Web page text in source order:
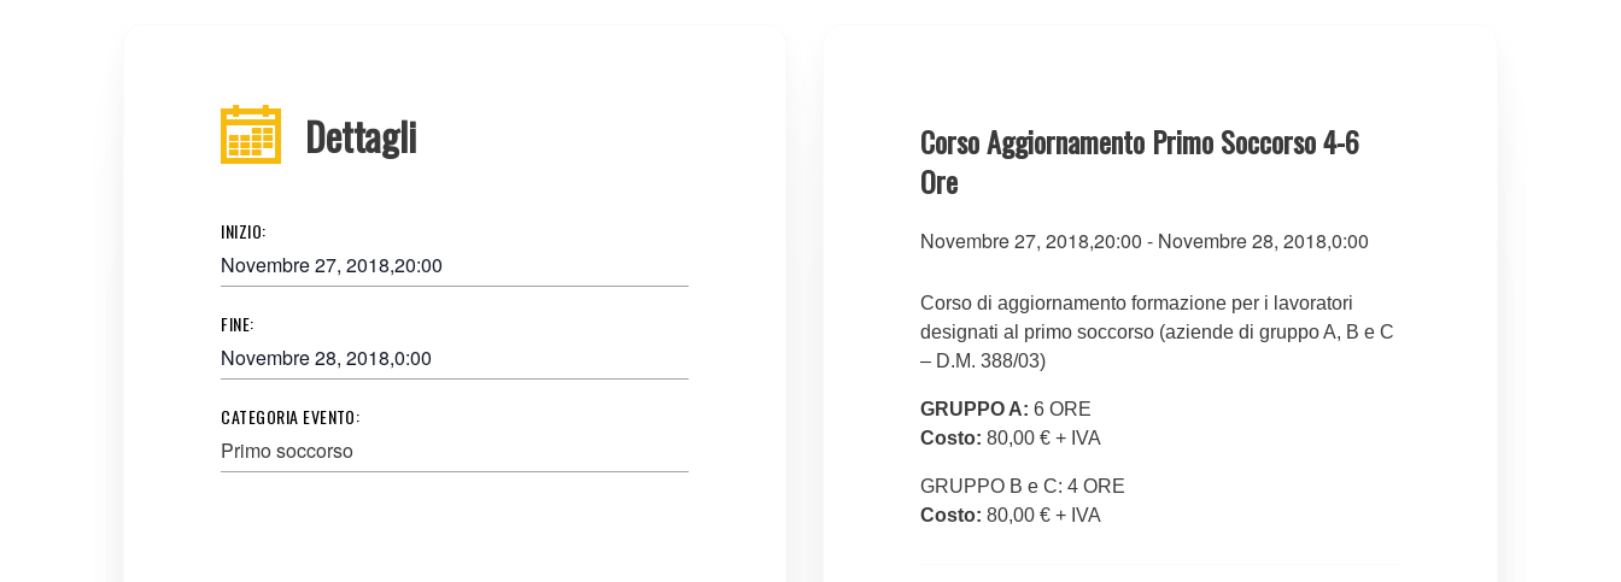
Corso Aggiornamento Primo Soccorso 4-6
Ore
Novembre 27, 2018,20:00 - Novembre 28, 2018,0:00
Corso di aggiornamento formazione per i lavoratori
designati al primo soccorso (aziende di gruppo A, B e C
– D.M. 388/03)
GRUPPO A: 6 ORE
Costo: 80,00 € + IVA
GRUPPO B e C: 4 ORE
Costo: 80,00 € + IVA
Dettagli
INIZIO:
Novembre 27, 2018,20:00
FINE:
Novembre 28, 2018,0:00
CATEGORIA EVENTO:
Primo soccorso